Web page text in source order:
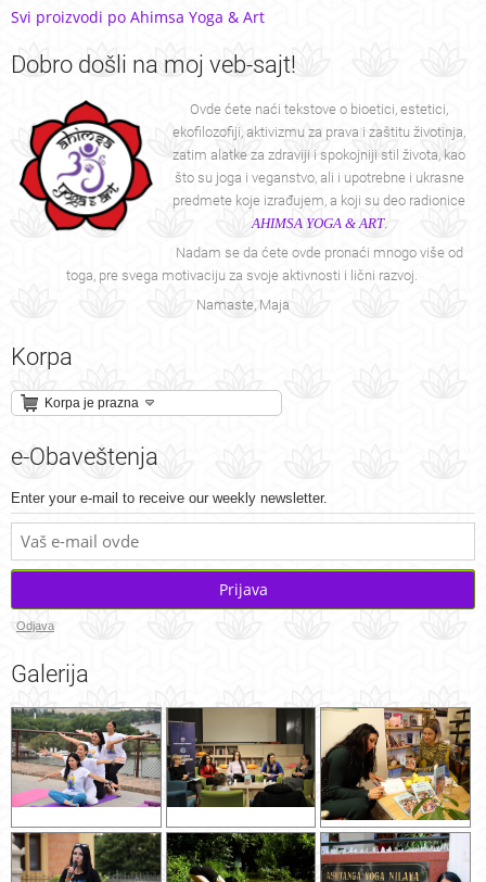
Svi proizvodi po Ahimsa Yoga & Art
Dobro došli na moj veb-sajt!
Ovde ćete naći tekstove o bioetici, estetici,
ekofilozofiji, aktivizmu za prava i zaštitu životinja,
zatim alatke za zdraviji i spokojniji stil života, kao
što su joga i veganstvo, ali i upotrebne i ukrasne
predmete koje izrađujem, a koji su deo radionice
AHIMSA YOGA & ART.
Nadam se da ćete ovde pronaći mnogo više od
toga, pre svega motivaciju za svoje aktivnosti i lični razvoj.
Namaste, Maja
Korpa
Korpa je prazna
e-Obaveštenja
Enter your e-mail to receive our weekly newsletter.
Prijava
Odjava
Galerija